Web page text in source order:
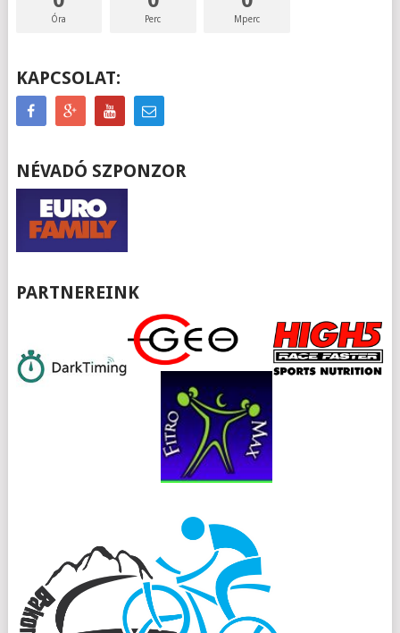
Óra Perc Mperc
KAPCSOLAT:
NÉVADÓ SZPONZOR
PARTNEREINK